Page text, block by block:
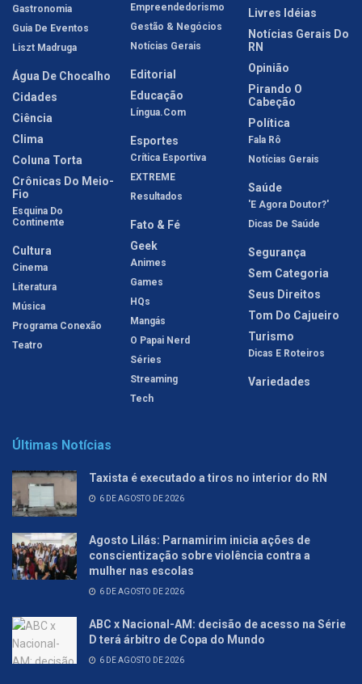
Gastronomia
Guia De Eventos
Liszt Madruga
Água De Chocalho
Cidades
Ciência
Clima
Coluna Torta
Crônicas Do Meio-
Fio
Esquina Do
Continente
Cultura
Cinema
Literatura
Música
Programa Conexão
Teatro
Empreendedorismo
Gestão & Negócios
Notícias Gerais
Editorial
Educação
Língua.com
Esportes
Crítica Esportiva
EXTREME
Resultados
Fato & Fé
Geek
Animes
Games
HQs
Mangás
O Papai Nerd
Séries
Streaming
Tech
Livres Idéias
Notícias Gerais Do
RN
Opinião
Pirando O
Cabeção
Política
Fala Rô
Notícias Gerais
Saúde
'E Agora Doutor?'
Dicas De Saúde
Segurança
Sem Categoria
Seus Direitos
Tom Do Cajueiro
Turismo
Dicas E Roteiros
Variedades
Últimas Notícias
Taxista é executado a tiros no interior do RN
6 DE AGOSTO DE 2026
Agosto Lilás: Parnamirim inicia ações de
conscientização sobre violência contra a
mulher nas escolas
6 DE AGOSTO DE 2026
ABC x Nacional-AM: decisão de acesso na Série
D terá árbitro de Copa do Mundo
6 DE AGOSTO DE 2026